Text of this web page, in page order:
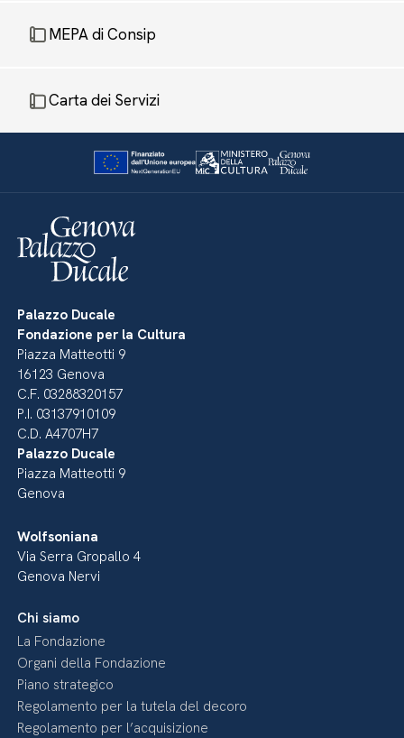
MEPA di Consip
Carta dei Servizi
Palazzo Ducale
Fondazione per la Cultura
Piazza Matteotti 9
16123 Genova
C.F. 03288320157
P.I. 03137910109
C.D. A4707H7
Palazzo Ducale
Piazza Matteotti 9
Genova
Wolfsoniana
Via Serra Gropallo 4
Genova Nervi
Chi siamo
La Fondazione
Organi della Fondazione
Piano strategico
Regolamento per la tutela del decoro
Regolamento per l’acquisizione